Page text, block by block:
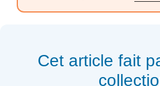
Cet article fait